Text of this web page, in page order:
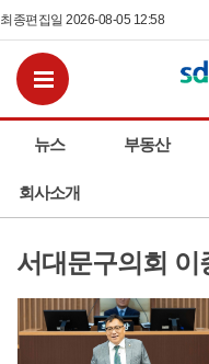
최종편집일 2026-08-05 12:58
뉴스 부동산
회사소개